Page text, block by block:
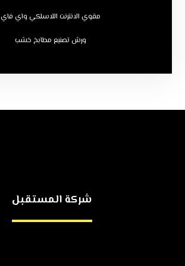
مقوي الانترنت اللاسلكي واي فاي
ورش تصنيع مطابخ خشب
شركة المستقبل